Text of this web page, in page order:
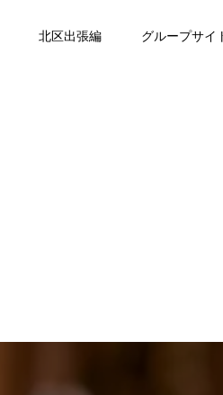
北区出張編 グループサイ